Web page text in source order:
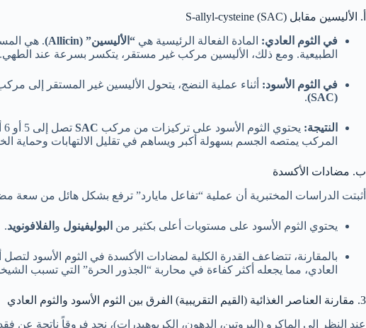
أ. الأليسين مقابل S-allyl-cysteine (SAC)
في الثوم العادي: المادة الفعالة الرئيسية هي “الأليسين” (Allicin)
. هي
الطبيعية. ومع ذلك، الأليسين مركب غير مستقر، يتكسر بسرعة عند الطهي.
في الثوم الأسود: أثناء عملية النضج، يتحول الأليسين غير المستقر إلى
(SAC)
.
النتيجة: يحتوي الثوم الأسود على تركيزات من مركب SAC
المركب يمتصه الجسم بسهولة أكبر ويساهم في تقليل الالتهابات وحماية
ب. مضادات الأكسدة
أثبتت الدراسات المختبرية أن عملية “تفاعل مايارد” ترفع بشكل هائل من سعة
يحتوي الثوم الأسود على مستويات أعلى بكثير من البوليفينول و الفلافونويد.
بالمقارنة، تتضاعف القدرة الكلية لمضادات الأكسدة في الثوم الأسود لتصل
العادي، مما يجعله أكثر كفاءة في محاربة “الجذور الحرة” التي تسبب
3. مقارنة العناصر الغذائية (القيم التقريبية) الفرق بين الثوم الأسود والثوم العادي
عند النظر إلى الماكرو (البروتين، الدهون، الكربوهيدرات)، نجد فروقاً ناتجة عن